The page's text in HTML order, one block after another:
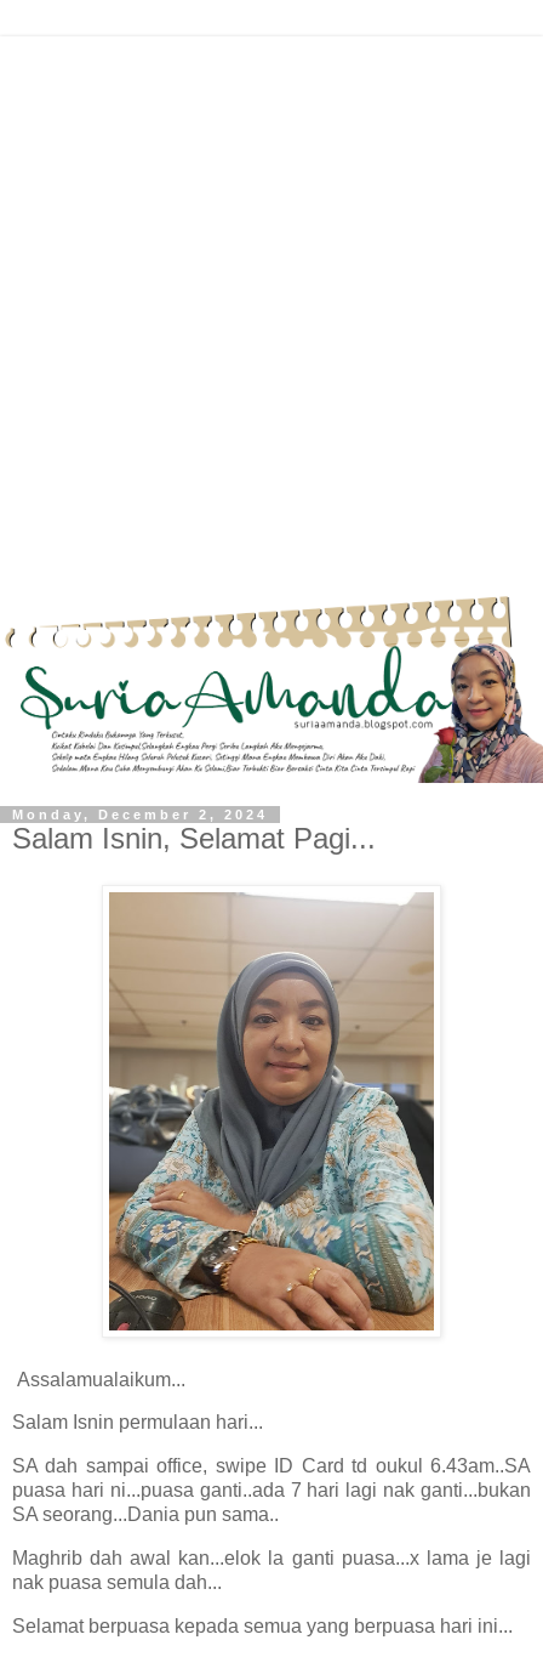
Monday, December 2, 2024
Salam Isnin, Selamat Pagi...
Assalamualaikum...
Salam Isnin permulaan hari...
SA dah sampai office, swipe ID Card td oukul 6.43am..SA
puasa hari ni...puasa ganti..ada 7 hari lagi nak ganti...bukan
SA seorang...Dania pun sama..
Maghrib dah awal kan...elok la ganti puasa...x lama je lagi
nak puasa semula dah...
Selamat berpuasa kepada semua yang berpuasa hari ini...